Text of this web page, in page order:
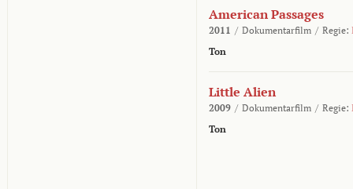
American Passages
2011 / Dokumentarfilm / Regie:
Ton
Little Alien
2009 / Dokumentarfilm / Regie:
Ton